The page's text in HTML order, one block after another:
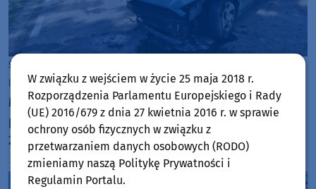
Gmina Czersk
piątek, 10 lipca 2026, 19:05
Młody kierowca Hyundaia nie zapanował nad
pojazdem. Dachowanie na drodze wojewódzkiej
237 w gminie Czersk
W związku z wejściem w życie 25 maja 2018 r.
Rozporządzenia Parlamentu Europejskiego i Rady
(UE) 2016/679 z dnia 27 kwietnia 2016 r. w sprawie
ochrony osób fizycznych w związku z
przetwarzaniem danych osobowych (RODO)
zmieniamy naszą Politykę Prywatności i
Regulamin Portalu.